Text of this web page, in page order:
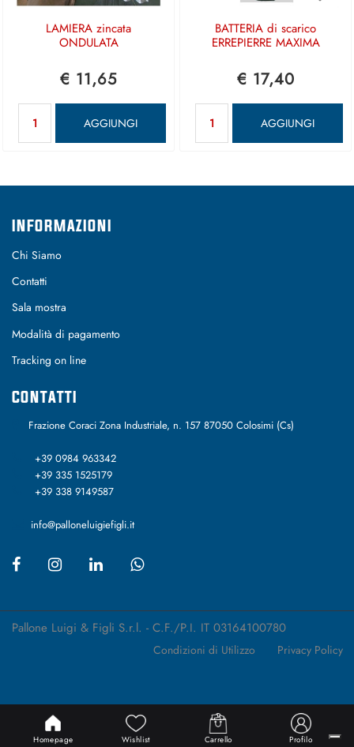
LAMIERA zincata
ONDULATA
€ 11,65
AGGIUNGI
BATTERIA di scarico
ERREPIERRE MAXIMA
€ 17,40
AGGIUNGI
INFORMAZIONI
Chi Siamo
Contatti
Sala mostra
Modalità di pagamento
Tracking on line
CONTATTI
Frazione Coraci Zona Industriale, n. 157 87050 Colosimi (Cs)
+39 0984 963342
+39 335 1525179
+39 338 9149587
info@palloneluigiefigli.it
Pallone Luigi & Figli S.r.l. - C.F./P.I. IT 03164100780
Condizioni di Utilizzo Privacy Policy
Homepage Wishlist Carrello Profilo
Powered by Passepartout
Designed by Kappa Service Srl